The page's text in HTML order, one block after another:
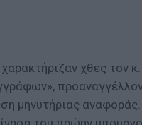
χθες τον
μηνυτήριας αναφοράς.